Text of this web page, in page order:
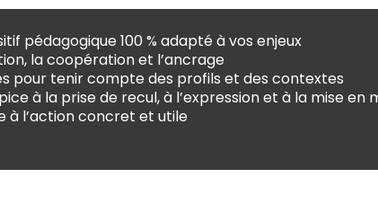
pédagogique 100 % adapté à vos enjeux
la coopération et l’ancrage
pour tenir compte des profils et des contextes
à la prise de recul, à l’expression et à la mise en
à l’action concret et utile